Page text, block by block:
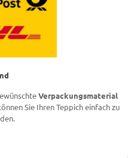
Verpackungsmaterial
Sie Ihren Teppich einfach zu